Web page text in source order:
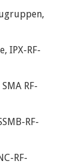
IPX-RF-
RF-
RF-
RF-